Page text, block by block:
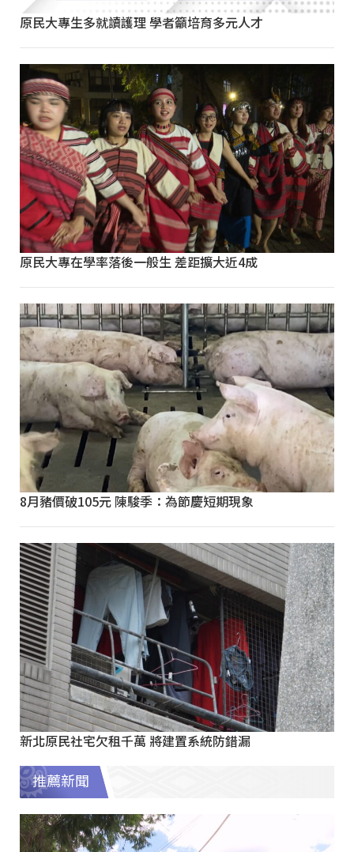
原民大專生多就讀護理 學者籲培育多元人才
原民大專在學率落後一般生 差距擴大近4成
8月豬價破105元 陳駿季：為節慶短期現象
新北原民社宅欠租千萬 將建置系統防錯漏
推薦新聞